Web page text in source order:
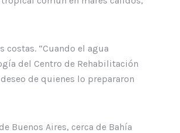
costas. “Cuando el agua
del Centro de Rehabilitación
de quienes lo prepararon
Buenos Aires, cerca de Bahía